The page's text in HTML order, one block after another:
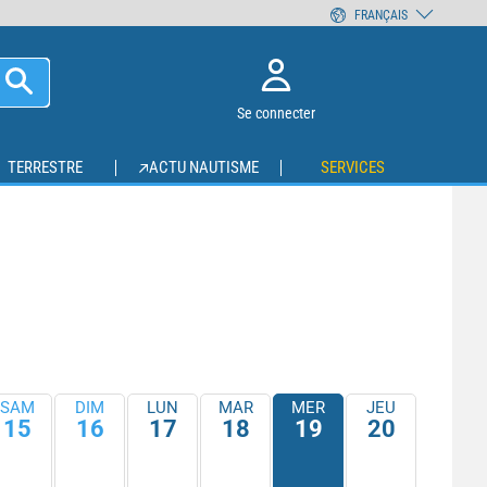
Se connecter
TERRESTRE ACTU NAUTISME SERVICES
SAM
15
DIM
16
LUN
17
MAR
18
MER
19
JEU
20
FRANÇAIS